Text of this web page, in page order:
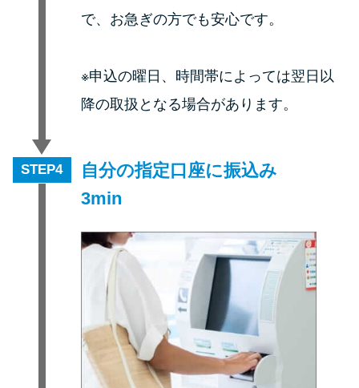
で、お急ぎの方でも安心です。
※申込の曜日、時間帯によっては翌日以
降の取扱となる場合があります。
STEP
自分の指定口座に振込み
3min